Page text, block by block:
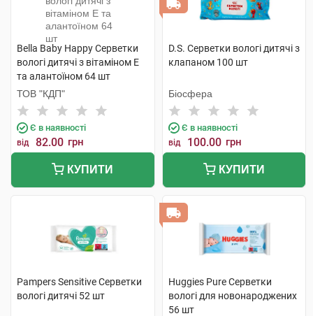
Bella Baby Happy Серветки
вологі дитячі з вітаміном Е
та алантоїном 64 шт
ТОВ "КДП"
Є в наявності
від 82.00 грн
КУПИТИ
D.S. Серветки вологі дитячі з
клапаном 100 шт
Біосфера
Є в наявності
від 100.00 грн
КУПИТИ
Pampers Sensitive Серветки
вологі дитячі 52 шт
Huggies Pure Серветки
вологі для новонароджених
56 шт